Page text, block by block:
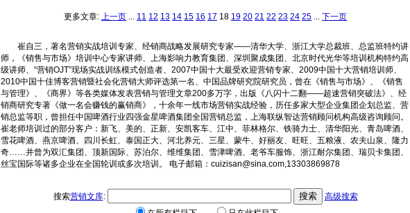
更多文章: 上一页 ... 11 12 13 14 15 16 17 18 19 20 21 22 23 24 25 ... 下一页
崔自三，著名营销实战培训专家、经销商战略发展研究专家——清华大学、浙江大学总裁班、总监班特约讲
师，《销售与市场》培训中心专家讲师、上海影响力教育集团、深圳聚成集团、北京时代光华等培训机构特约高
级讲师、“营销OJT”现场实战训练模式创造者、2007中国十大最受欢迎营销专家、2009中国十大营销培训师、
2010中国十佳博客营销暨社会化营销大师评选第一名、中国品牌研究院研究员，曾在《销售与市场》、《销售
与管理》、《商界》等各类媒体发表营销与管理文章200多万字，出版《八闪十二翻——超速营销突破法》、经
销商研究专著《做一名会赚钱的赢销商》，十余年一线市场营销实战经验，历任多家大型企业集团企划总监、营
销总监等职，曾担任中国啤酒行业四强金星啤酒集团全国营销总监，上海联纵智达营销顾问机构高级咨询顾问。
崔老师培训过的部分客户：新飞、美的、正新、安凯客车、江中、菲林格尔、铁骑力士、清华阳光、青岛啤酒、
雪花啤酒、燕京啤酒、四川长虹、泰国正大、河北养元、三星、蒙牛、好丽友、旺旺、五粮液、农夫山泉、隆力
奇……并曾为双汇集团、顶新国际、苏泊尔、维维集团、雪津啤酒、老爷车服饰、浙江耐尔集团、瑞贝卡集团、
丝宝国际等诸多企业在全国轮训或多次培训。 电子邮箱：cuizisan@sina.com,13303869878
搜索营销文库:
高级搜索